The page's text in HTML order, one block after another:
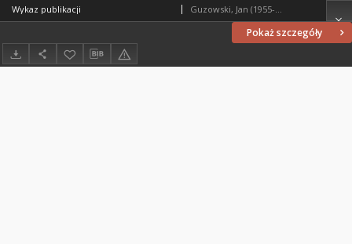
Pokaż szczegóły
Wykaz publikacji Guzowski, Jan (1955- ). Redaktor naczelny